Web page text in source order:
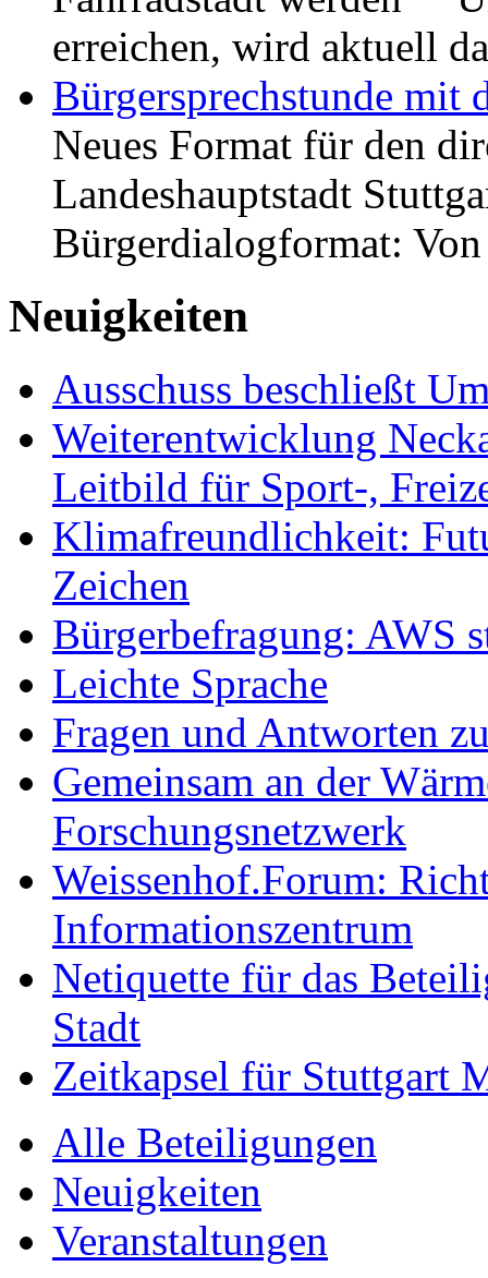
erreichen, wird aktuell
Bürgersprechstunde mit
Neues Format für den
Landeshauptstadt
Bürgerdialogformat:
Neuigkeiten
Ausschuss beschließt
Weiterentwicklung
Leitbild für Sport-,
Klimafreundlichkeit:
Zeichen
Bürgerbefragung: AWS
Leichte Sprache
Fragen und Antworten
Gemeinsam an der
Forschungsnetzwerk
Weissenhof.Forum:
Informationszentrum
Netiquette für das
Stadt
Zeitkapsel für Stuttgart
Alle Beteiligungen
Neuigkeiten
Veranstaltungen